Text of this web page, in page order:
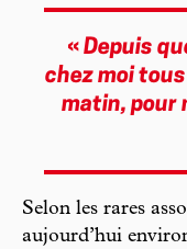
« Depuis
chez moi
matin, pour
Selon les rares
aujourd’hui